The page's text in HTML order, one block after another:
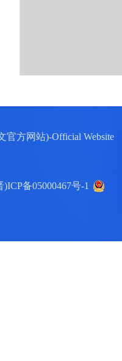
官方网站)-Official
)ICP备05000467号-1